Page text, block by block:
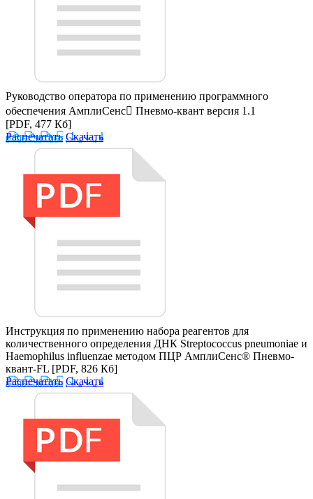
Руководство оператора по применению программного
обеспечения АмплиСенс Пневмо-квант версия 1.1
[PDF, 477 Кб]
Распечатать Скачать
Инструкция по применению набора реагентов для
количественного определения ДНК Streptococcus pneumoniae и
Haemophilus influenzae методом ПЦР АмплиСенс® Пневмо-
квант-FL [PDF, 826 Кб]
Распечатать Скачать